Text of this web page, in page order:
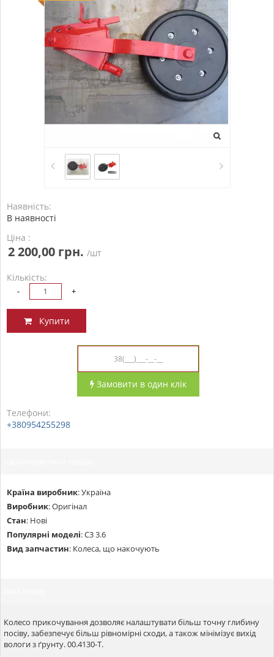
Наявність:
В наявності
Ціна :
2 200,00 грн. /шт
Кількість:
- +
Купити
Замовити в один клік
Телефони:
+380954255298
Країна виробник:Україна
Виробник:Оригінал
Стан: Нові
Популярні моделі:С3 3.6
Вид запчастин: Колеса, що накочують
Колесо прикочування дозволяє налаштувати більш точну глибину
посіву, забезпечує більш рівномірні сходи, а також мінімізує вихід
вологи з ґрунту. 00.4130-Т.